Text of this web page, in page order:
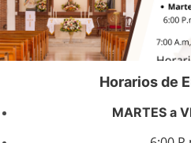
Horarios de
MARTES a